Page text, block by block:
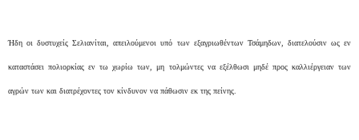
Ήδη οι δυστυχείς Σελιανίται, απειλούμενοι υπό των εξαγριωθέντων Τσάμηδων, διατελούσιν ως εν
καταστάσει πολιορκίας εν τω χωρίω των, μη τολμώντες να εξέλθωσι μηδέ προς καλλιέργειαν των
αγρών των και διατρέχοντες τον κίνδυνον να πάθωσιν εκ της πείνης.